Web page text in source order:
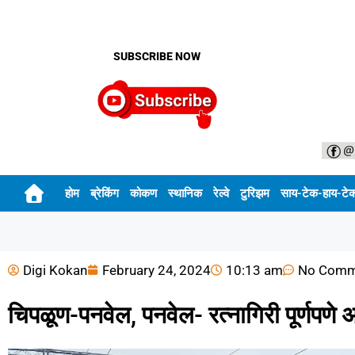
SUBSCRIBE NOW
होम ब्रेकिंग कोकण स्थानिक रेल्वे टुरिझम साय-टेक-हाय-
Digi Kokan February 24, 2024 10:13 am No
चिपळूण-पनवेल, पनवेल- रत्नागिरी पूर्णपणे